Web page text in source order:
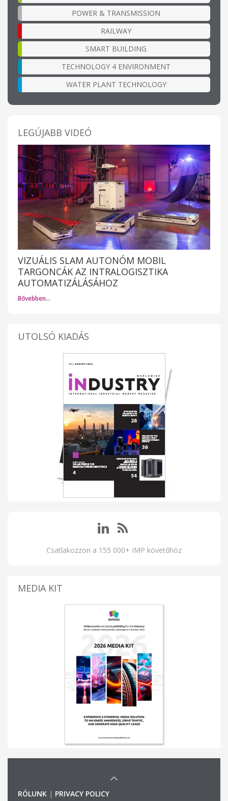
POWER & TRANSMISSION
RAILWAY
SMART BUILDING
TECHNOLOGY 4 ENVIRONMENT
WATER PLANT TECHNOLOGY
LEGÚJABB VIDEÓ
VIZUÁLIS SLAM AUTONÓM MOBIL
TARGONCÁK AZ INTRALOGISZTIKA
AUTOMATIZÁLÁSÁHOZ
Bővebben…
UTOLSÓ KIADÁS
Csatlakozzon a 155 000+ IMP követőhöz
MEDIA KIT
RÓLUNK | PRIVACY POLICY